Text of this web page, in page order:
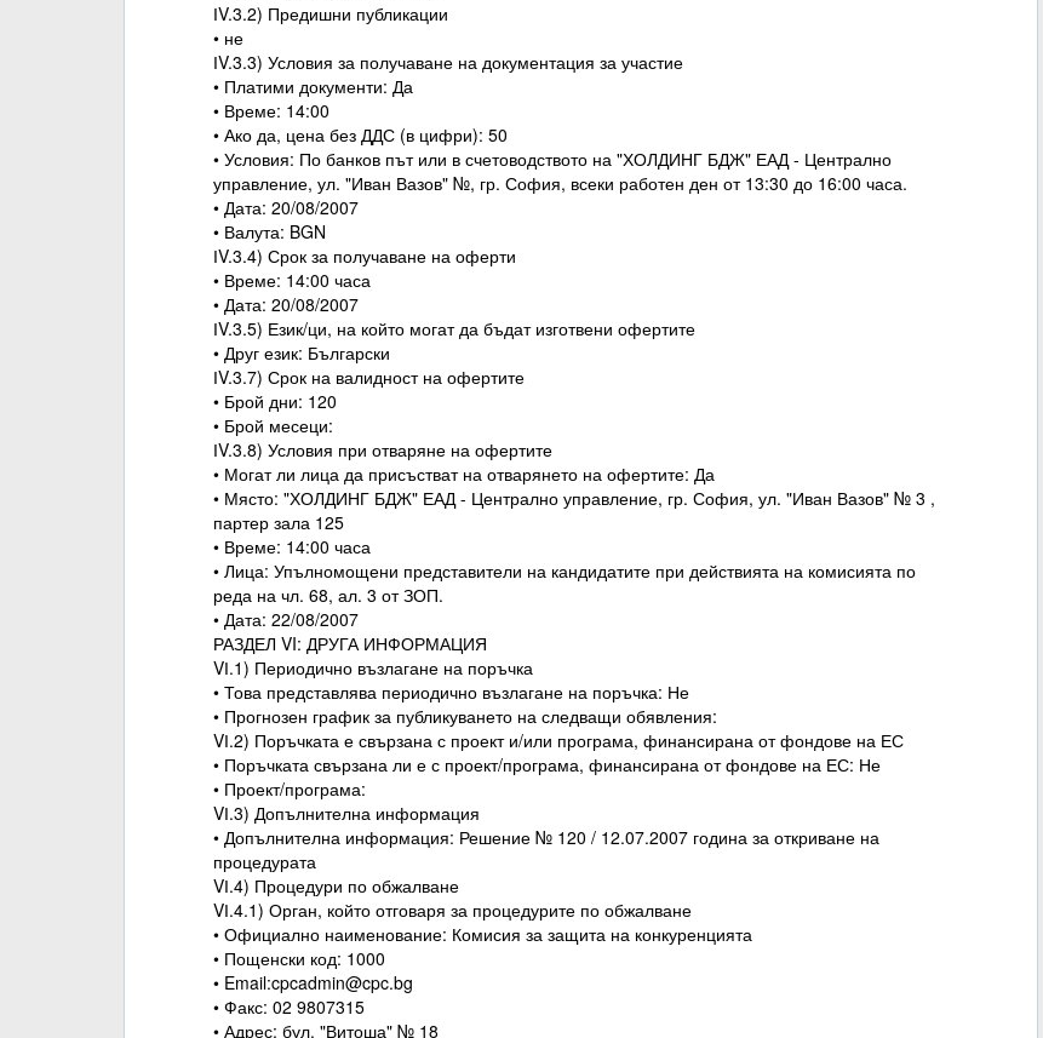
ІV.3.2) Предишни публикации
• не
ІV.3.3) Условия за получаване на документация за участие
• Платими документи: Да
• Време: 14:00
• Ако да, цена без ДДС (в цифри): 50
• Условия: По банков път или в счетоводството на "ХОЛДИНГ БДЖ" ЕАД - Централно
управление, ул. "Иван Вазов" №, гр. София, всеки работен ден от 13:30 до 16:00 часа.
• Дата: 20/08/2007
• Валута: BGN
ІV.3.4) Срок за получаване на оферти
• Време: 14:00 часа
• Дата: 20/08/2007
ІV.3.5) Език/ци, на който могат да бъдат изготвени офертите
• Друг език: Български
ІV.3.7) Срок на валидност на офертите
• Брой дни: 120
• Брой месеци:
ІV.3.8) Условия при отваряне на офертите
• Могат ли лица да присъстват на отварянето на офертите: Да
• Място: "ХОЛДИНГ БДЖ" ЕАД - Централно управление, гр. София, ул. "Иван Вазов" № 3 ,
партер зала 125
• Време: 14:00 часа
• Лица: Упълномощени представители на кандидатите при действията на комисията по
реда на чл. 68, ал. 3 от ЗОП.
• Дата: 22/08/2007
РАЗДЕЛ VI: ДРУГА ИНФОРМАЦИЯ
VІ.1) Периодично възлагане на поръчка
• Това представлява периодично възлагане на поръчка: Не
• Прогнозен график за публикуването на следващи обявления:
VІ.2) Поръчката е свързана с проект и/или програма, финансирана от фондове на ЕС
• Поръчката свързана ли е с проект/програма, финансирана от фондове на ЕС: Не
• Проект/програма:
VІ.3) Допълнителна информация
• Допълнителна информация: Решение № 120 / 12.07.2007 година за откриване на
процедурата
VІ.4) Процедури по обжалване
VІ.4.1) Орган, който отговаря за процедурите по обжалване
• Официално наименование: Комисия за защита на конкуренцията
• Пощенски код: 1000
• Email:cpcadmin@cpc.bg
• Факс: 02 9807315
• Адрес: бул. "Витоша" № 18